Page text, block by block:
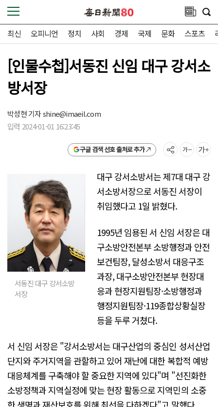
최신 오피니언 정치 사회 경제 국제 문화 스포츠
[인물수첩]서동진 신임 대구 강서소
방서장
박성현 기자shine@imaeil.com
입력 2024-01-01 16:23:45
구글 검색 선호 출처로 추가
서동진 대구 강서소방
서장
대구 강서소방서는 제7대 대구 강
서소방서장으로 서동진 서장이
취임했다고 1일 밝혔다.
1995년 임용된 서 신임 서장은 대
구소방안전본부 소방행정과 안전
보건팀장, 달성소방서 대응구조
과장, 대구소방안전본부 현장대
응과 현장지원팀장·소방행정과
행정지원팀장·119종합상황실장
등을 두루 거쳤다.
서 신임 서장은 "강서소방서는 대구산업의 중심인 성서산업
단지와 주거지역을 관할하고 있어 재난에 대한 복합적 예방
대응체계를 구축해야 할 중요한 지역에 있다"며 "선진화한
소방정책과 지역실정에 맞는 현장 활동으로 지역민의 소중